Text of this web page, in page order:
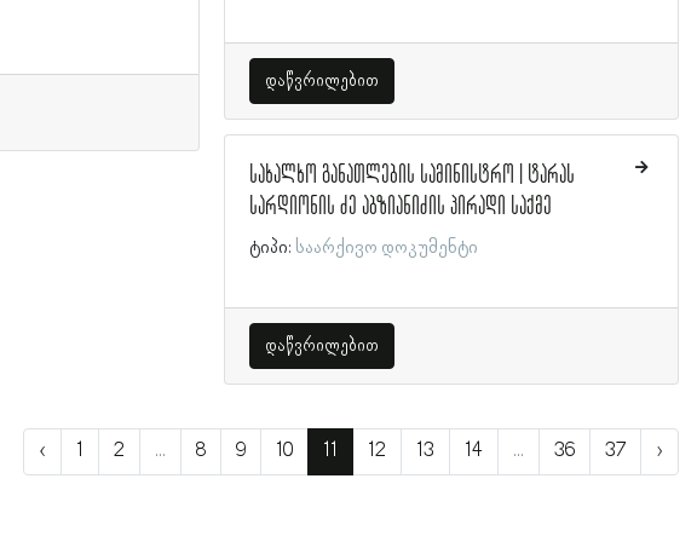
დაწვრილებით
სახალხო განათლების სამინისტრო | ტარას
სარდიონის ძე აბზიანიძის პირადი საქმე
ტიპი: საარქივო დოკუმენტი
დაწვრილებით
‹ 1 2 ... 8 9 10 11 12 13 14 ... 36 37 ›